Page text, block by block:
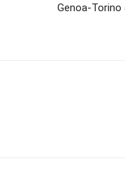
Genoa-Torino